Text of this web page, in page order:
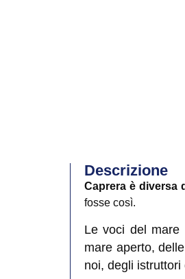
Descrizione
Caprera è diversa
fosse così.
Le voci del mare
mare aperto,
noi, degli